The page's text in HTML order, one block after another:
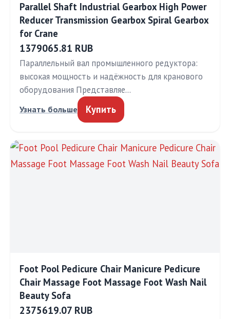
Parallel Shaft Industrial Gearbox High Power
Reducer Transmission Gearbox Spiral Gearbox
for Crane
1379065.81 RUB
Параллельный вал промышленного редуктора:
высокая мощность и надёжность для кранового
оборудования Представляе…
Узнать больше Купить
Foot Pool Pedicure Chair Manicure Pedicure
Chair Massage Foot Massage Foot Wash Nail
Beauty Sofa
2375619.07 RUB